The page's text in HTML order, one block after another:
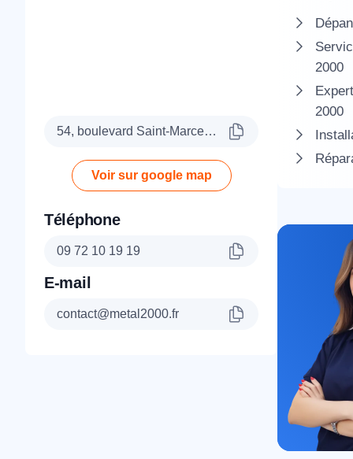
54, boulevard Saint-Marcel, 75005 Paris
Voir sur google map
Téléphone
09 72 10 19 19
E-mail
contact@metal2000.fr
2000
2000